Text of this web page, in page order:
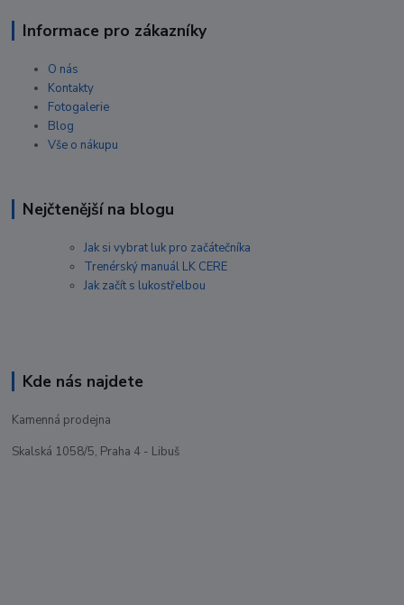
Informace pro zákazníky
O nás
Kontakty
Fotogalerie
Blog
Vše o nákupu
Nejčtenější na blogu
Jak si vybrat luk pro začátečníka
Trenérský manuál LK CERE
Jak začít s lukostřelbou
Kde nás najdete
Kamenná prodejna
Skalská 1058/5, Praha 4 - Libuš